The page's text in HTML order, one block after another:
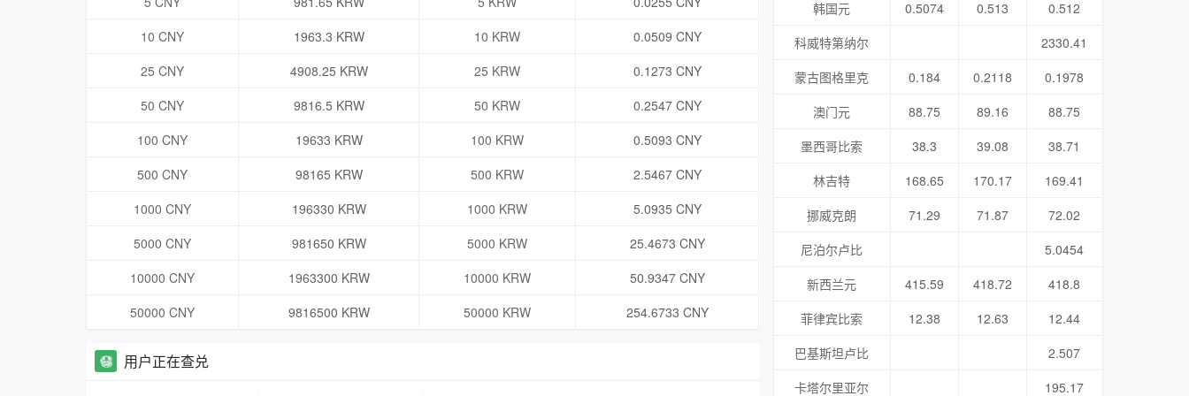
10 CNY
1963.3 KRW 10 KRW
0.0509 CNY
25 CNY
4908.25 KRW 25 KRW
0.1273 CNY
50 CNY
9816.5 KRW 50 KRW
0.2547 CNY
100 CNY
19633 KRW 100 KRW
0.5093 CNY
500 CNY
98165 KRW 500 KRW
2.5467 CNY
1000 CNY
196330 KRW 1000 KRW
5.0935 CNY
5000 CNY
981650 KRW 5000 KRW
25.4673 CNY
10000 CNY
1963300 KRW 10000 KRW
50.9347 CNY
50000 CNY
9816500 KRW 50000 KRW 254.6733 CNY
用户正在查兑
韩国元 0.5074 0.513
0.512
科威特第纳尔
2330.41
蒙古图格里克
0.184 0.2118
0.1978
澳门元
88.75 89.16
88.75
墨西哥比索
38.3 39.08
38.71
林吉特
168.65 170.17
169.41
挪威克朗
71.29 71.87
72.02
尼泊尔卢比
5.0454
新西兰元
415.59 418.72
418.8
菲律宾比索
12.38 12.63
12.44
巴基斯坦卢比
2.507
卡塔尔里亚尔
195.17